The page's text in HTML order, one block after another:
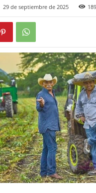
29 de septiembre de 2025 189